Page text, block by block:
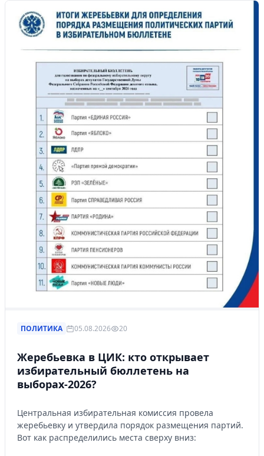
ПОЛИТИКА 05.08.2026 20
Жеребьевка в ЦИК: кто открывает
избирательный бюллетень на
выборах-2026?
Центральная избирательная комиссия провела
жеребьевку и утвердила порядок размещения партий.
Вот как распределились места сверху вниз: